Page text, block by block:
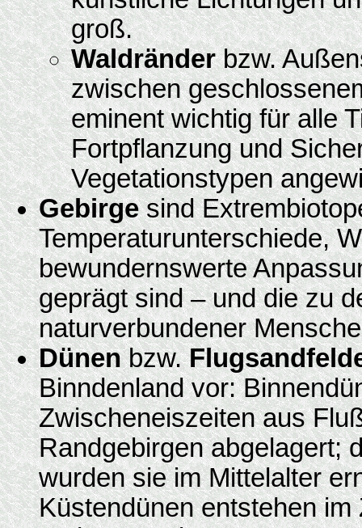
groß.
Waldränderbzw.
zwischen
eminent wichtig für alle
Fortpflanzung und
Vegetationstypen
Gebirgesind
Temperaturunterschiede,
bewundernswerte
geprägt sind – und die zu
naturverbundener
Dünenbzw.
Binndenland vor:
Zwischeneiszeiten aus
Randgebirgen abgelagert;
wurden sie im Mittelalter
Küstendünen entstehen